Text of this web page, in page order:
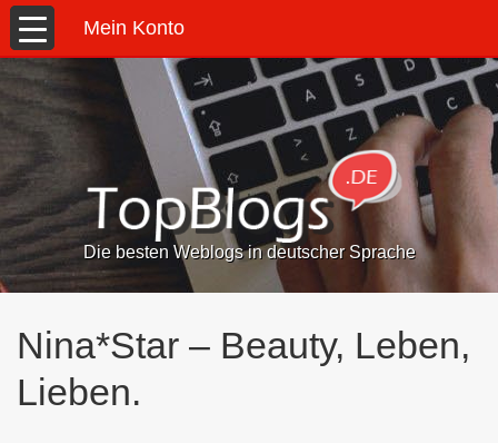
Mein Konto
Die besten Weblogs in deutscher Sprache
Nina*Star – Beauty, Leben,
Lieben.